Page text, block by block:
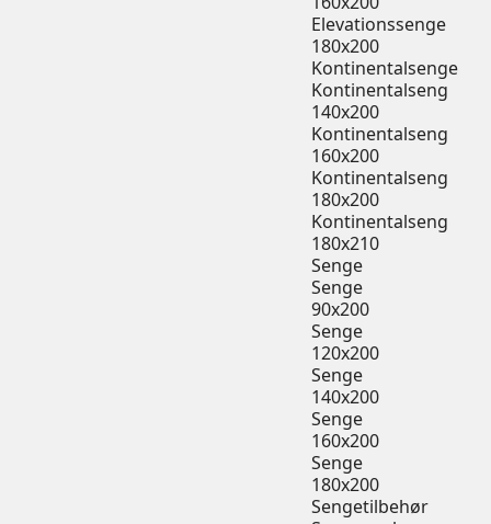
Elevationssenge
180x200
Kontinentalsenge
Kontinentalseng
140x200
Kontinentalseng
160x200
Kontinentalseng
180x200
Kontinentalseng
180x210
Senge
Senge
90x200
Senge
120x200
Senge
140x200
Senge
160x200
Senge
180x200
Sengetilbehør